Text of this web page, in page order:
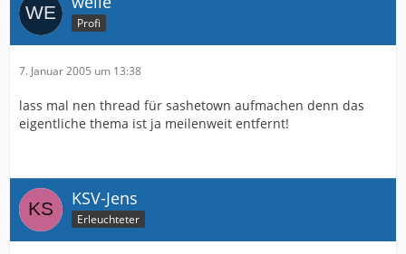
Profi
7. Januar 2005 um 13:38
lass mal nen thread für sashetown aufmachen denn das
eigentliche thema ist ja meilenweit entfernt!
KSV-Jens
Erleuchteter